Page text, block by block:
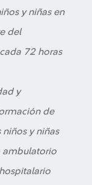
y niñas en
del
72 horas
y
de
niños y niñas
ambulatorio